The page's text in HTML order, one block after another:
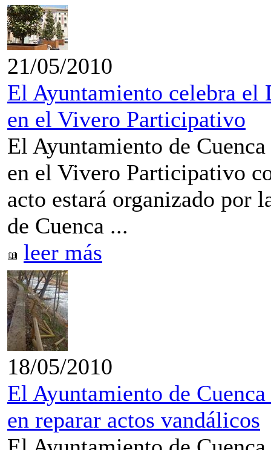
21/05/2010
El Ayuntamiento celebra el
en el Vivero Participativo
El Ayuntamiento de
en el Vivero Participativo
acto estará organizado por
de Cuenca ...
leer más
18/05/2010
El Ayuntamiento de
en reparar actos vandálicos